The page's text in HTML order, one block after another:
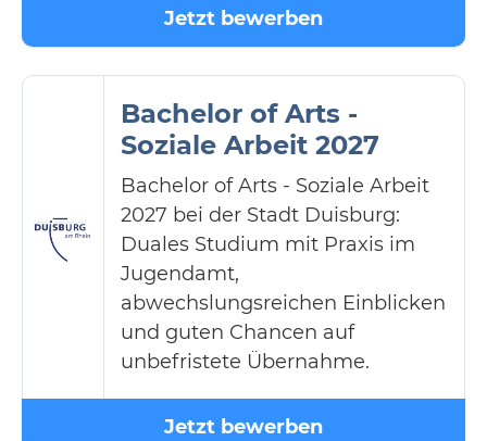
Jetzt bewerben
Bachelor of Arts -
Soziale Arbeit 2027
Bachelor of Arts - Soziale Arbeit
2027 bei der Stadt Duisburg:
Duales Studium mit Praxis im
Jugendamt,
abwechslungsreichen Einblicken
und guten Chancen auf
unbefristete Übernahme.
Jetzt bewerben